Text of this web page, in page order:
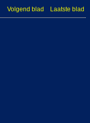
Volgend blad Laatste blad